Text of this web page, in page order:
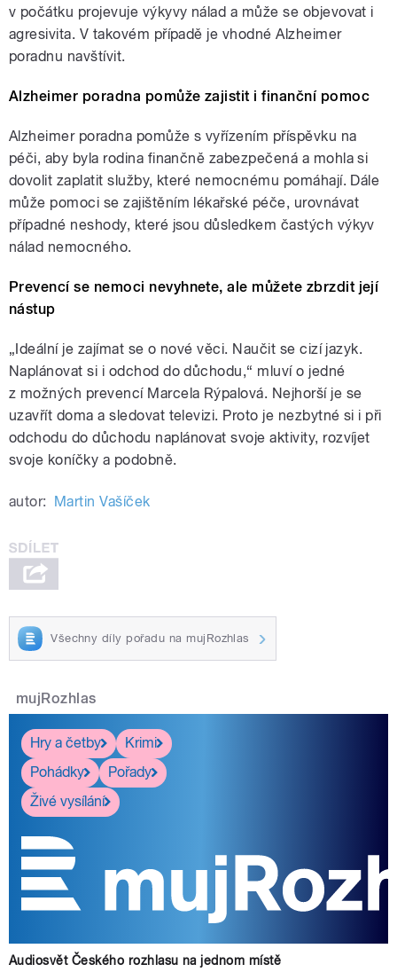
v počátku projevuje výkyvy nálad a může se objevovat i
agresivita. V takovém případě je vhodné Alzheimer
poradnu navštívit.
Alzheimer poradna pomůže zajistit i finanční pomoc
Alzheimer poradna pomůže s vyřízením příspěvku na
péči, aby byla rodina finančně zabezpečená a mohla si
dovolit zaplatit služby, které nemocnému pomáhají. Dále
může pomoci se zajištěním lékařské péče, urovnávat
případné neshody, které jsou důsledkem častých výkyv
nálad nemocného.
Prevencí se nemoci nevyhnete, ale můžete zbrzdit její
nástup
„Ideální je zajímat se o nové věci. Naučit se cizí jazyk.
Naplánovat si i odchod do důchodu,“ mluví o jedné
z možných prevencí Marcela Rýpalová. Nejhorší je se
uzavřít doma a sledovat televizi. Proto je nezbytné si i při
odchodu do důchodu naplánovat svoje aktivity, rozvíjet
svoje koníčky a podobně.
autor: Martin Vašíček
Všechny díly pořadu na mujRozhlas
mujRozhlas
Hry a četby
Krimi
Pohádky
Pořady
Živé vysílání
Audiosvět Českého rozhlasu na jednom místě